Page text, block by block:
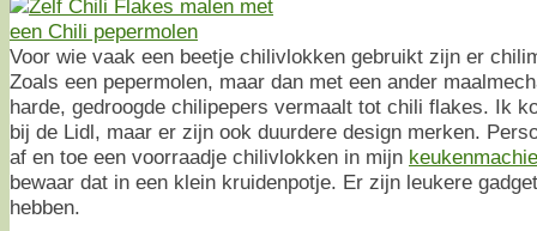
Voor wie vaak een beetje chilivlokken gebruikt zijn er
Zoals een pepermolen, maar dan met een ander
harde, gedroogde chilipepers vermaalt tot chili flakes. Ik
bij de Lidl, maar er zijn ook duurdere design merken.
af en toe een voorraadje chilivlokken in mijn
bewaar dat in een klein kruidenpotje. Er zijn leukere
hebben.